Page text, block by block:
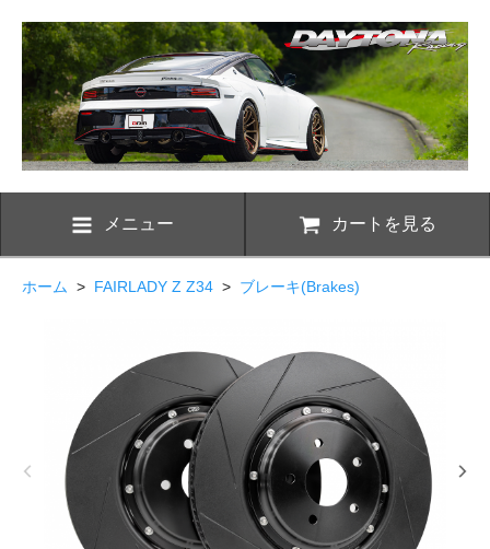
メニュー カートを見る
ホーム > FAIRLADY Z Z34 > ブレーキ(Brakes)